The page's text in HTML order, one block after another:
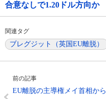
合意なしで1.20ドル方向か
関連タグ
ブレグジット（英国EU離脱）
前の記事
EU離脱の主導権メイ首相から